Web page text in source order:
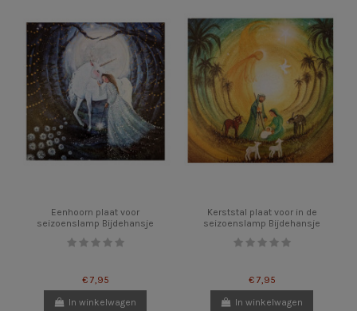
Eenhoorn plaat voor
seizoenslamp Bijdehansje
€ 7,95
In winkelwagen
Kerststal plaat voor in de
seizoenslamp Bijdehansje
€ 7,95
In winkelwagen